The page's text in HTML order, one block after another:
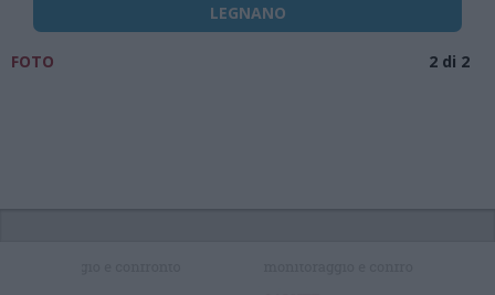
LEGNANO
FOTO 2 di 2